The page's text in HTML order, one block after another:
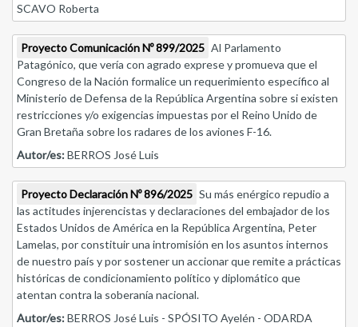
SCAVO Roberta
Proyecto Comunicación Nº 899/2025 Al Parlamento
Patagónico, que vería con agrado exprese y promueva que el
Congreso de la Nación formalice un requerimiento específico al
Ministerio de Defensa de la República Argentina sobre si existen
restricciones y/o exigencias impuestas por el Reino Unido de
Gran Bretaña sobre los radares de los aviones F-16.
Autor/es:BERROS José Luis
Proyecto Declaración Nº 896/2025 Su más enérgico repudio a
las actitudes injerencistas y declaraciones del embajador de los
Estados Unidos de América en la República Argentina, Peter
Lamelas, por constituir una intromisión en los asuntos internos
de nuestro país y por sostener un accionar que remite a prácticas
históricas de condicionamiento político y diplomático que
atentan contra la soberanía nacional.
Autor/es:BERROS José Luis - SPÓSITO Ayelén - ODARDA